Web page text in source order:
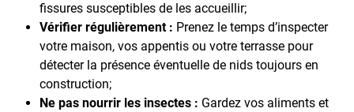
fissures susceptibles de les accueillir;
Vérifier régulièrement : Prenez le temps d’inspecter
votre maison, vos appentis ou votre terrasse pour
détecter la présence éventuelle de nids toujours en
construction;
Ne pas nourrir les insectes : Gardez vos aliments et